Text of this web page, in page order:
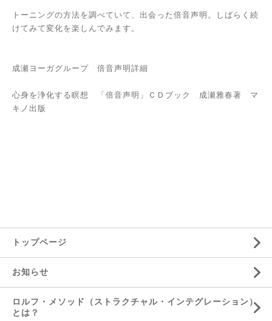
トーニングの方法を調べていて、出会った倍音声明。しばらく続
けてみて変化を楽しんでみます。
成瀬ヨーガグループ 倍音声明詳細
心身を浄化する瞑想 「倍音声明」ＣＤブック 成瀬雅春著 マ
キノ出版
トップページ
お知らせ
ロルフ・メソッド（ストラクチャル・インテグレーション）
とは？